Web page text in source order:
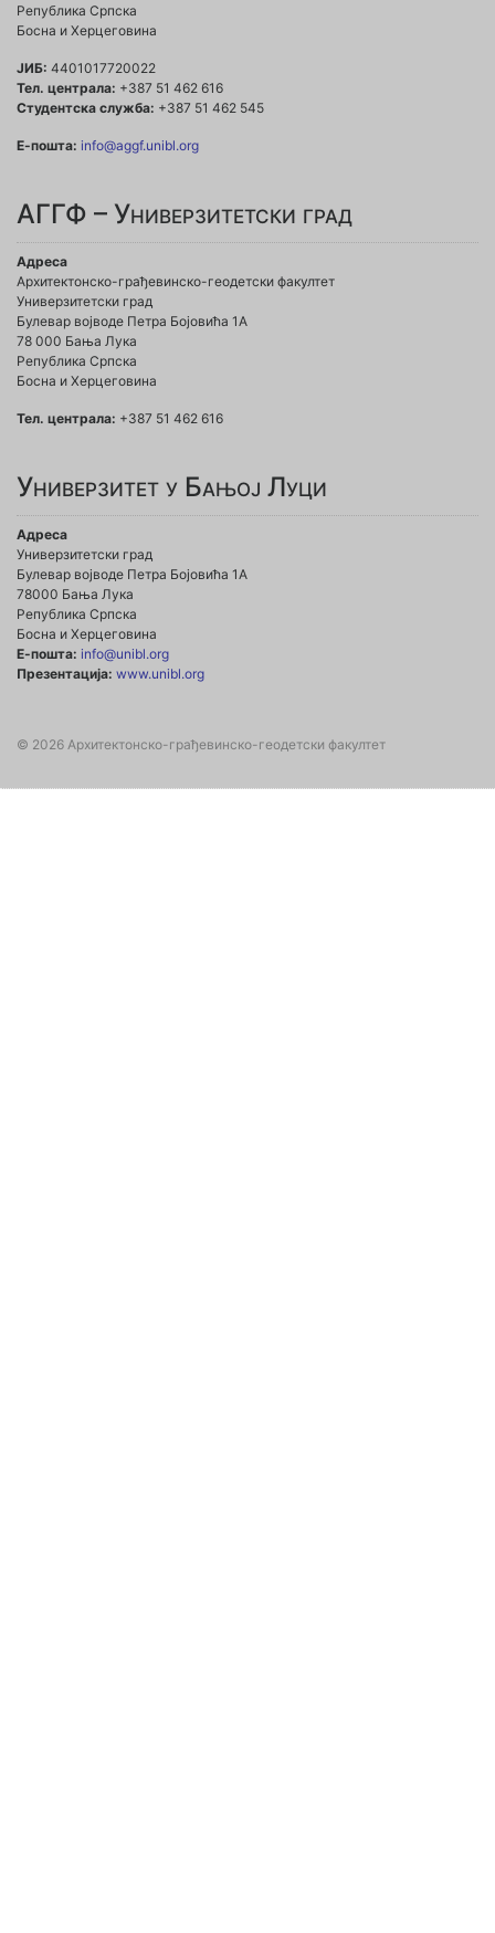
Република Српска
Босна и Херцеговина
ЈИБ: 4401017720022
Тел. централа: +387 51 462 616
Студентска служба: +387 51 462 545
Е-пошта: info@aggf.unibl.org
АГГФ – Универзитетски град
Адреса
Архитектонско-грађевинско-геодетски факултет
Универзитетски град
Булевар војводе Петра Бојовића 1A
78 000 Бања Лука
Република Српска
Босна и Херцеговина
Тел. централа: +387 51 462 616
Универзитет у Бањој Луци
Адреса
Универзитетски град
Булевар војводе Петра Бојовића 1А
78000 Бања Лука
Република Српска
Босна и Херцеговина
Е-пошта: info@unibl.org
Презентација: www.unibl.org
© 2026 Архитектонско-грађевинско-геодетски факултет